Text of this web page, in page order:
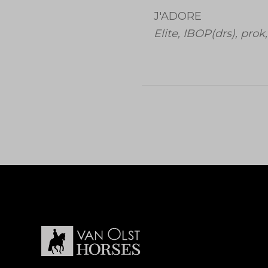
J'ADORE
Elite, IBOP(drs),